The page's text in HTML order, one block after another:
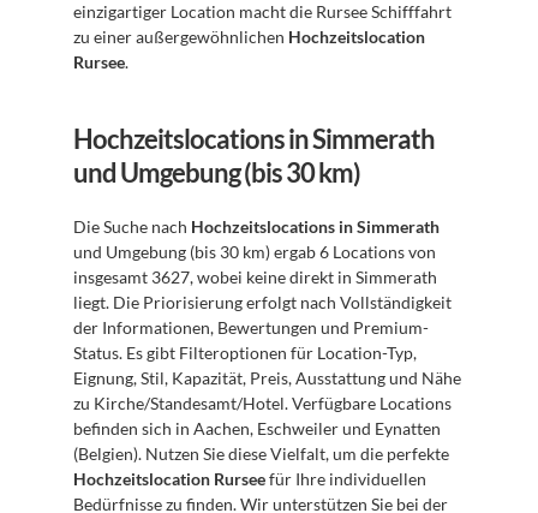
einzigartiger Location macht die Rursee Schifffahrt
zu einer außergewöhnlichen Hochzeitslocation
Rursee.
Hochzeitslocations in Simmerath
und Umgebung (bis 30 km)
Die Suche nach Hochzeitslocations in Simmerath
und Umgebung (bis 30 km) ergab 6 Locations von
insgesamt 3627, wobei keine direkt in Simmerath
liegt. Die Priorisierung erfolgt nach Vollständigkeit
der Informationen, Bewertungen und Premium-
Status. Es gibt Filteroptionen für Location-Typ,
Eignung, Stil, Kapazität, Preis, Ausstattung und Nähe
zu Kirche/Standesamt/Hotel. Verfügbare Locations
befinden sich in Aachen, Eschweiler und Eynatten
Hochzeitslocation Rursee für Ihre individuellen
Bedürfnisse zu finden. Wir unterstützen Sie bei der